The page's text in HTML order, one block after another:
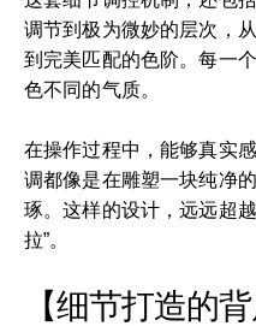
调节到极为微妙的层次，
到完美匹配的色阶。每一
色不同的气质。
在操作过程中，能够真实
调都像是在雕塑一块纯净
琢。这样的设计，远远超
拉”。
【细节打造的